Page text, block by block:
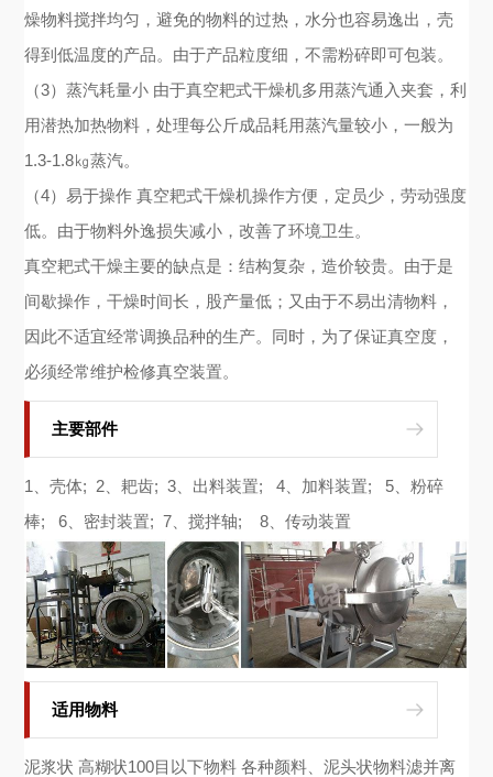
燥物料搅拌均匀，避免的物料的过热，水分也容易逸出，壳
得到低温度的产品。由于产品粒度细，不需粉碎即可包装。
（3）蒸汽耗量小 由于真空耙式干燥机多用蒸汽通入夹套，利
用潜热加热物料，处理每公斤成品耗用蒸汽量较小，一般为
1.3-1.8㎏蒸汽。
（4）易于操作 真空耙式干燥机操作方便，定员少，劳动强度
低。由于物料外逸损失减小，改善了环境卫生。
真空耙式干燥主要的缺点是：结构复杂，造价较贵。由于是
间歇操作，干燥时间长，股产量低；又由于不易出清物料，
因此不适宜经常调换品种的生产。同时，为了保证真空度，
必须经常维护检修真空装置。
主要部件
1、壳体; 2、耙齿; 3、出料装置; 4、加料装置; 5、粉碎
棒; 6、密封装置; 7、搅拌轴; 8、传动装置
适用物料
泥浆状 高糊状100目以下物料 各种颜料、泥头状物料滤并离